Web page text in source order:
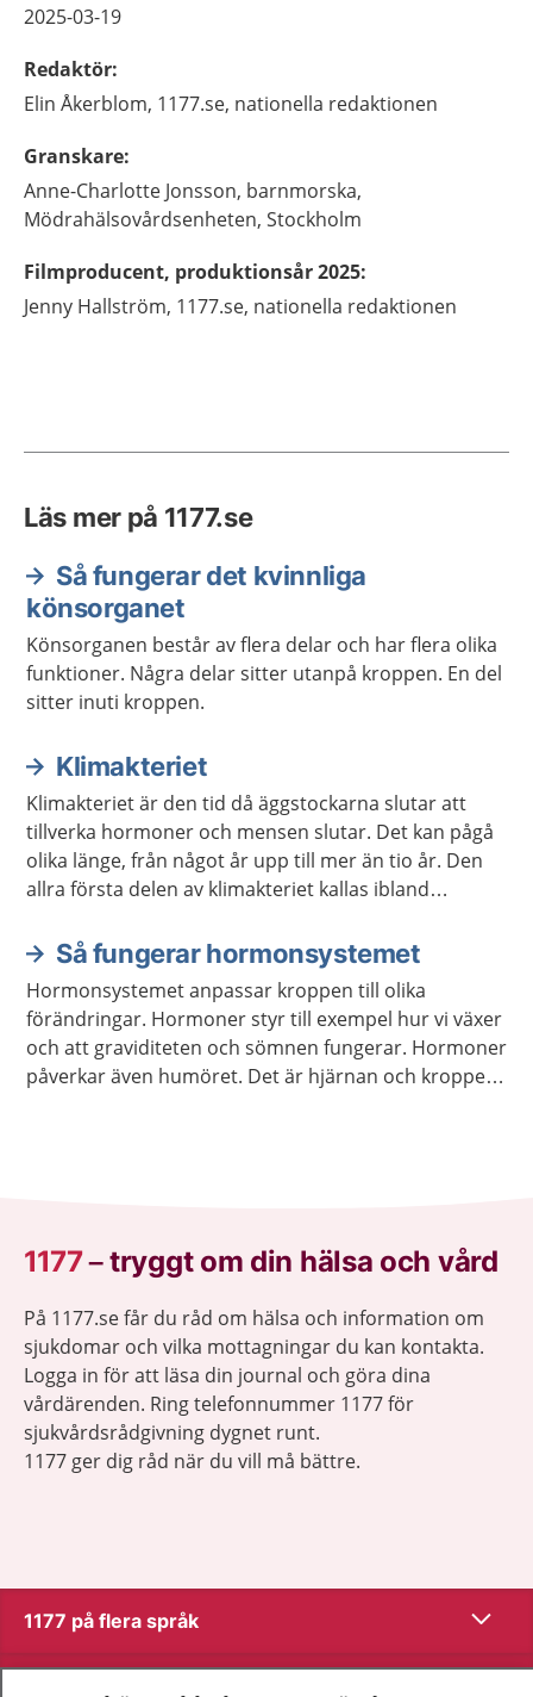
2025-03-19
Redaktör:
Elin Åkerblom, 1177.se, nationella redaktionen
Granskare:
Anne-Charlotte Jonsson, barnmorska,
Mödrahälsovårdsenheten, Stockholm
Filmproducent, produktionsår 2025:
Jenny Hallström, 1177.se, nationella redaktionen
Läs mer på 1177.se
Så fungerar det kvinnliga
könsorganet
Könsorganen består av flera delar och har flera olika
funktioner. Några delar sitter utanpå kroppen. En del
sitter inuti kroppen.
Klimakteriet
Klimakteriet är den tid då äggstockarna slutar att
tillverka hormoner och mensen slutar. Det kan pågå
olika länge, från något år upp till mer än tio år. Den
allra första delen av klimakteriet kallas ibland
Så fungerar hormonsystemet
Hormonsystemet anpassar kroppen till olika
förändringar. Hormoner styr till exempel hur vi växer
och att graviditeten och sömnen fungerar. Hormoner
påverkar även humöret. Det är hjärnan och kroppen
1177–tryggt om din hälsa och vård
På 1177.se får du råd om hälsa och information om
sjukdomar och vilka mottagningar du kan kontakta.
Logga in för att läsa din journal och göra dina
vårdärenden. Ring telefonnummer 1177 för
sjukvårdsrådgivning dygnet runt.
1177 ger dig råd när du vill må bättre.
1177 på flera språk Visa
Visa